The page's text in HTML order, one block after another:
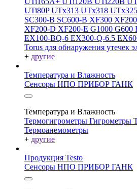
UTi80PUTx313 UTx318 UTx325
SC300-B SC600-B XF300
XF200-D XF200-E G1000 G600
EX100-BQ-6 EX300-Q-6.5
Torus для обнаружения утечек
+ другие
Температура и Влажность
Сенсоры НПО ПРИБОР ГАНК
Температура и Влажность
Термогигрометры Гигрометры
Термоанемометры
+ другие
Продукция Testo
Сенсоры НПО ПРИБОР ГАНК